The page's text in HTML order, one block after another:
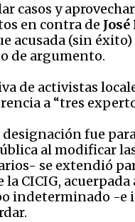
casos y
en contra de
acusada (sin
de argumento.
de activistas
a “tres
fue
al modificar
se extendió
la CICIG,
indeterminado -